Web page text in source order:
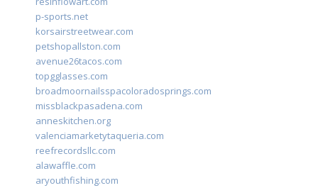
p-sports.net
korsairstreetwear.com
petshopallston.com
avenue26tacos.com
topgglasses.com
broadmoornailsspacoloradosprings.com
missblackpasadena.com
anneskitchen.org
valenciamarketytaqueria.com
reefrecordsllc.com
alawaffle.com
aryouthfishing.com